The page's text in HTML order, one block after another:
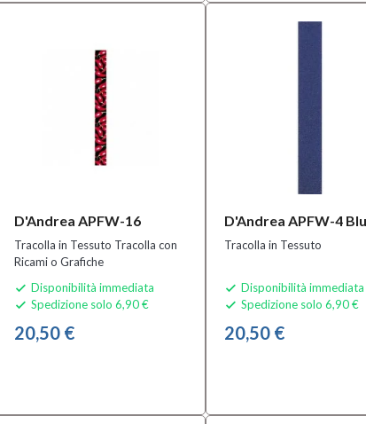
D'Andrea APFW-16
Tracolla in Tessuto Tracolla con
Ricami o Grafiche
 Disponibilità immediata
 Spedizione solo 6,90 €
20,50 €
D'Andrea APFW-4
Tracolla in Tessuto
 Disponibilità immediata
 Spedizione solo 6,90 €
20,50 €